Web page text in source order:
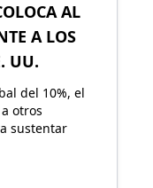
AL
A LOS
UU.
del 10%, el
otros
sustentar